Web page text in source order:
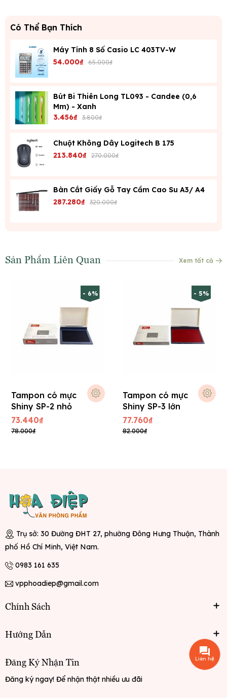
Có Thể Bạn Thích
Máy Tính 8 Số Casio LC 403TV-W
54.000₫ 65.000₫
Bút Bi Thiên Long TL093 - Candee (0,6
Mm) - Xanh
3.456₫ 3.800₫
Chuột Không Dây Logitech B 175
213.840₫ 270.000₫
Bàn Cắt Giấy Gỗ Tay Cầm Cao Su A3/ A4
287.280₫ 320.000₫
Sản Phẩm Liên Quan Xem tất cả
- 6%
Tampon có mực
Shiny SP-2 nhỏ
73.440₫
78.000₫
- 5%
Tampon có mực
Shiny SP-3 lớn
77.760₫
82.000₫
Trụ sở: 30 Đường ĐHT 27, phường Đông Hưng Thuận, Thành
phố Hồ Chí Minh, Việt Nam.
0983 161 635
vpphoadiep@gmail.com
Chính Sách
Hướng Dẫn
Đăng Ký Nhận Tin
Đăng ký ngay! Để nhận thật nhiều ưu đãi
Liên hệ